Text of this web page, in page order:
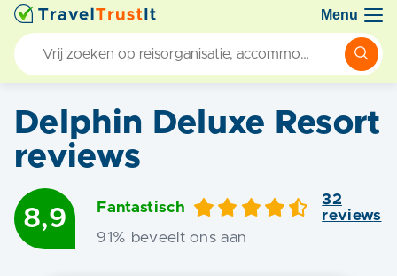
Menu
Delphin Deluxe Resort
reviews
8,9 Fantastisch
32
reviews
91% beveelt ons aan